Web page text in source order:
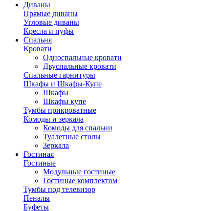
Диваны
Прямые диваны
Угловые диваны
Кресла и пуфы
Спальня
Кровати
Односпальные кровати
Двуспальные кровати
Спальные гарнитуры
Шкафы и Шкафы-Купе
Шкафы
Шкафы купе
Тумбы прикроватные
Комоды и зеркала
Комоды для спальни
Туалетные столы
Зеркала
Гостиная
Гостиные
Модульные гостиные
Гостиные комплектом
Тумбы под телевизор
Пеналы
Буфеты